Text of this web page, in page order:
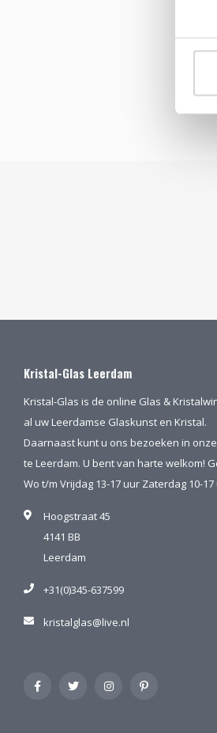
Kristal-Glas Leerdam
Kristal-Glas is de online Glas &
al uw Leerdamse Glaskunst en Kristal.
Daarnaast kunt u ons bezoeken in
te Leerdam. U bent van harte welkom!
Wo t/m Vrijdag 13-17 uur Zaterdag 10-17
Hoogstraat 45
4141 BB
Leerdam
+31(0)345-637599
kristalglas@live.nl